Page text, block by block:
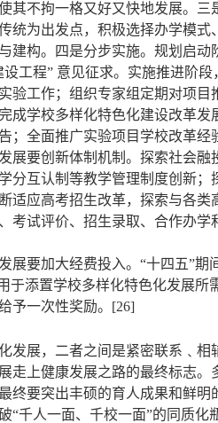
其不拘一格又好又快地发展。
统为出发点，积极选择办学模
建构。四是分步实施。规划启
设工程” 意见征求。实施推进阶
验工作；组织专家组定期对项
成学校多样化特色化建设改革
；全面推广实验项目学校改革
展要创新体制机制。探索社会融
分互认制等教学管理制度创新
适应高考招生改革，探索与各
考试评价、招生录取、合作办
展要加大经费投入。“十四五”期
于添置学校多样化特色化发展
予一次性奖励。[26]
发展，二者之间是紧密联系﹑
走上健康发展之路的最终标志
终要突出丰硕的育人成果和鲜
“千人一面、千校一面”的同质